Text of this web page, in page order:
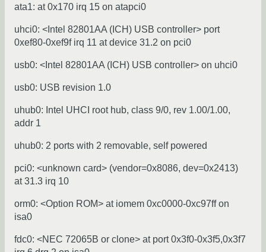
ata1: at 0x170 irq 15 on atapci0
uhci0: <Intel 82801AA (ICH) USB controller> port
0xef80-0xef9f irq 11 at device 31.2 on pci0
usb0: <Intel 82801AA (ICH) USB controller> on uhci0
usb0: USB revision 1.0
uhub0: Intel UHCI root hub, class 9/0, rev 1.00/1.00,
addr 1
uhub0: 2 ports with 2 removable, self powered
pci0: <unknown card> (vendor=0x8086, dev=0x2413)
at 31.3 irq 10
orm0: <Option ROM> at iomem 0xc0000-0xc97ff on
isa0
fdc0: <NEC 72065B or clone> at port 0x3f0-0x3f5,0x3f7